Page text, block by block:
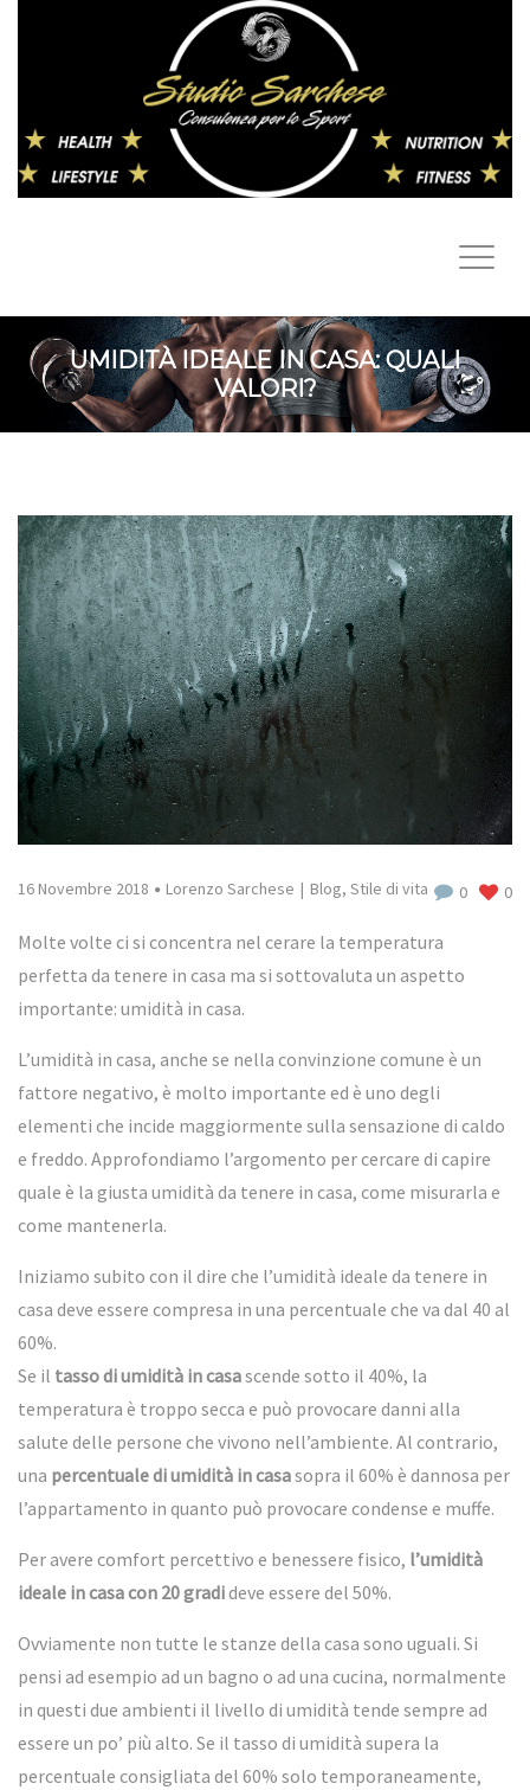
UMIDITÀ IDEALE IN CASA: QUALI
VALORI?
16 Novembre 2018 Lorenzo Sarchese Blog, Stile di vita 0 0
Molte volte ci si concentra nel cerare la temperatura
perfetta da tenere in casa ma si sottovaluta un aspetto
importante: umidità in casa.
L’umidità in casa, anche se nella convinzione comune è un
fattore negativo, è molto importante ed è uno degli
elementi che incide maggiormente sulla sensazione di caldo
e freddo. Approfondiamo l’argomento per cercare di capire
quale è la giusta umidità da tenere in casa, come misurarla e
come mantenerla.
Iniziamo subito con il dire che l’umidità ideale da tenere in
casa deve essere compresa in una percentuale che va dal 40 al
60%.
Se il tasso di umidità in casascende sotto il 40%, la
temperatura è troppo secca e può provocare danni alla
salute delle persone che vivono nell’ambiente. Al contrario,
una percentuale di umidità in casasopra il 60% è dannosa per
l’appartamento in quanto può provocare condense e muffe.
Per avere comfort percettivo e benessere fisico, l’umidità
ideale in casa con 20 gradideve essere del 50%.
Ovviamente non tutte le stanze della casa sono uguali. Si
pensi ad esempio ad un bagno o ad una cucina, normalmente
in questi due ambienti il livello di umidità tende sempre ad
essere un po’ più alto. Se il tasso di umidità supera la
percentuale consigliata del 60% solo temporaneamente,